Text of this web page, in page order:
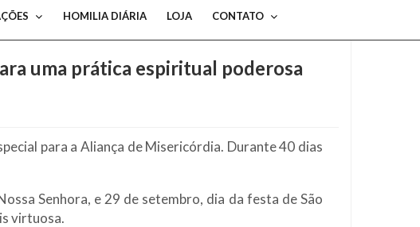
HOMILIA DIÁRIA LOJA CONTATO
uma prática espiritual poderosa
para a Aliança de Misericórdia. Durante 40 dias
Senhora, e 29 de setembro, dia da festa de São
virtuosa.